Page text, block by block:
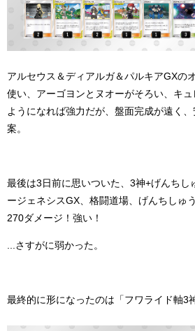
アルセウス＆ディアルガ＆パルキアGXの
使い、アーゴヨンとヌオーがそろい、キ
ようになれば強力だが、盤面完成が遠く
案。
最後は3日前に思いついた、3神+げんちし
ージェネシスGX、格闘道場、げんちしゅ
270ダメージ！強い！
...さすがに弱かった。
最終的に形になったのは「フワライド軸3